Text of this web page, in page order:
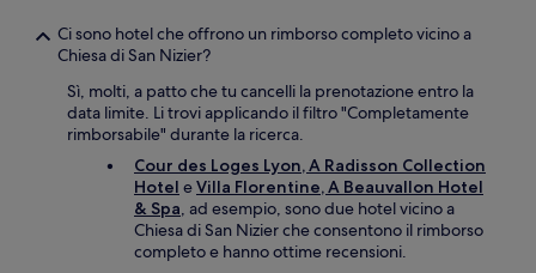
Ci sono hotel che offrono un rimborso completo vicino a
Chiesa di San Nizier?
Sì, molti, a patto che tu cancelli la prenotazione entro la
data limite. Li trovi applicando il filtro "Completamente
rimborsabile" durante la ricerca.
Cour des Loges Lyon, A Radisson Collection
Hotel eVilla Florentine, A Beauvallon Hotel
& Spa, ad esempio, sono due hotel vicino a
Chiesa di San Nizier che consentono il rimborso
completo e hanno ottime recensioni.